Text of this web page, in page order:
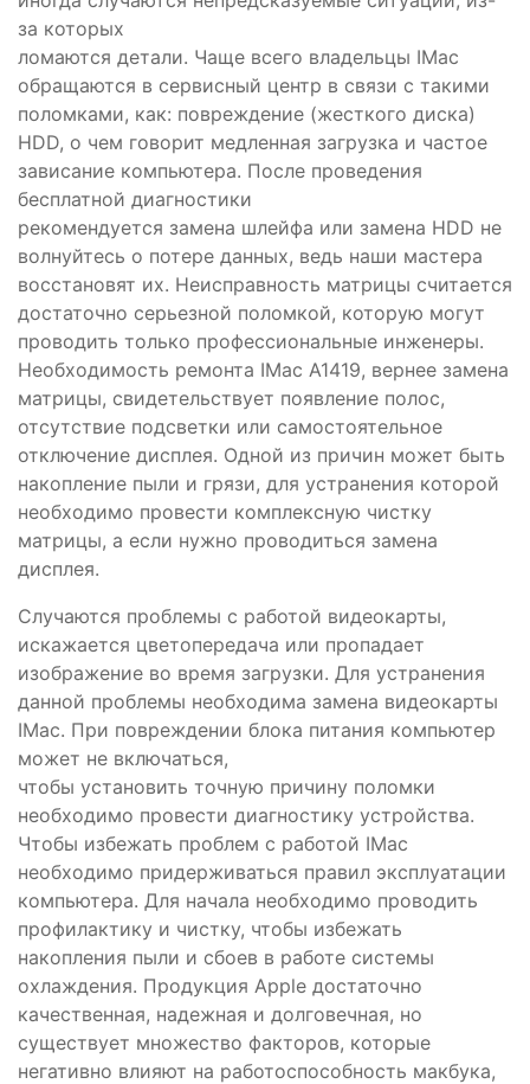
за которых
ломаются детали. Чаще всего владельцы IMac
обращаются в сервисный центр в связи с такими
поломками, как: повреждение (жесткого диска)
HDD, о чем говорит медленная загрузка и частое
зависание компьютера. После проведения
бесплатной диагностики
рекомендуется замена шлейфа или замена HDD не
волнуйтесь о потере данных, ведь наши мастера
восстановят их. Неисправность матрицы считается
достаточно серьезной поломкой, которую могут
проводить только профессиональные инженеры.
Необходимость ремонта IMac А1419, вернее замена
матрицы, свидетельствует появление полос,
отсутствие подсветки или самостоятельное
отключение дисплея. Одной из причин может быть
накопление пыли и грязи, для устранения которой
необходимо провести комплексную чистку
матрицы, а если нужно проводиться замена
дисплея.
Случаются проблемы с работой видеокарты,
искажается цветопередача или пропадает
изображение во время загрузки. Для устранения
данной проблемы необходима замена видеокарты
IMac. При повреждении блока питания компьютер
может не включаться,
чтобы установить точную причину поломки
необходимо провести диагностику устройства.
Чтобы избежать проблем с работой IMac
необходимо придерживаться правил эксплуатации
компьютера. Для начала необходимо проводить
профилактику и чистку, чтобы избежать
накопления пыли и сбоев в работе системы
охлаждения. Продукция Apple достаточно
качественная, надежная и долговечная, но
существует множество факторов, которые
негативно влияют на работоспособность макбука,